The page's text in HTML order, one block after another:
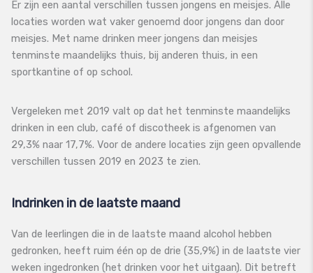
Er zijn een aantal verschillen tussen jongens en meisjes. Alle
locaties worden wat vaker genoemd door jongens dan door
meisjes. Met name drinken meer jongens dan meisjes
tenminste maandelijks thuis, bij anderen thuis, in een
sportkantine of op school.
Vergeleken met 2019 valt op dat het tenminste maandelijks
drinken in een club, café of discotheek is afgenomen van
29,3% naar 17,7%. Voor de andere locaties zijn geen opvallende
verschillen tussen 2019 en 2023 te zien.
Indrinken in de laatste maand
Van de leerlingen die in de laatste maand alcohol hebben
gedronken, heeft ruim één op de drie (35,9%) in de laatste vier
weken ingedronken (het drinken voor het uitgaan). Dit betreft